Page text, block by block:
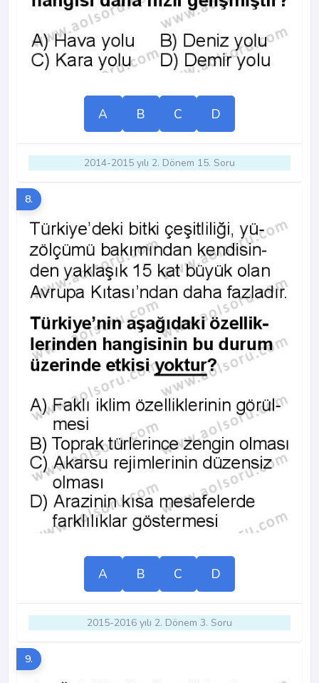
A B C D
2014-2015 yılı 2. Dönem 15. Soru
8.
A B C D
2015-2016 yılı 2. Dönem 3. Soru
9.